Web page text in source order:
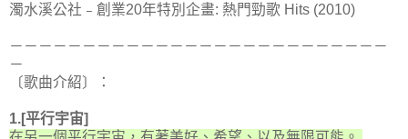
濁水溪公社﹣創業20年特別企畫: 熱門勁歌 Hits (2010)
－－－－－－－－－－－－－－－－－－－－－－－－－－
－
〔歌曲介紹〕：
1.[平行宇宙]